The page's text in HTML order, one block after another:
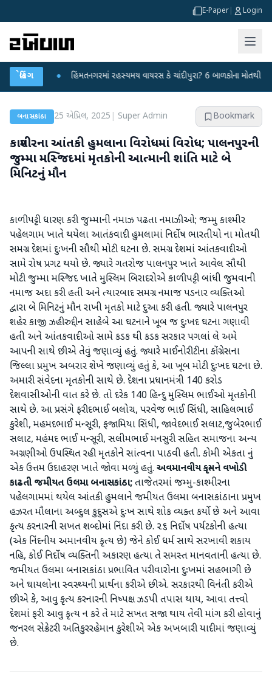
E-Paper Login
બ્રેકિંગ
● હિંમતનગરમાં રહસ્યમય વાયરસ કે ચાંદીપુરા? 6 બાળકોના મોતથી ફફડાટ ●
બનાસકાંઠા 25 એપ્રિલ, 2025 Super Admin Bookmark
કાશ્મીરના આંતકી હુમલાના વિરોધમાં વિરોધ; પાલનપુરની
જુમ્મા મસ્જિદમાં મૃતકોની આત્માની શાંતિ માટે બે
મિનિટનું મૌન
કાળી પટ્ટી ધારણ કરી જુમ્માની નમાઝ પઢતા નમાઝીઓ; જમ્મુ કાશ્મીર
પહેલગામ ખાતે થયેલા આતંકવાદી હુમલામાં નિર્દોષ ભારતીયો ના મોતથી
સમગ્ર દેશમાં દુઃખની સૌથી મોટી ઘટના છે. સમગ્ર દેશમાં આંતકવાદીઓ
સામે રોષ પ્રગટ થયો છે. જ્યારે ગતરોજ પાલનપુર ખાતે આવેલ સૌથી
મોટી જુમ્મા મસ્જિદ ખાતે મુસ્લિમ બિરાદરોએ કાળી પટ્ટી બાંધી જુમવાની
નમાજ અદા કરી હતી અને ત્યારબાદ સમગ્ર નમાજ પડનાર વ્યક્તિઓ
દ્વારા બે મિનિટનું મૌન રાખી મૃતકો માટે દુઆ કરી હતી. જ્યારે પાલનપુર
શહેર કાજી ઝહીરુદ્દીન સાહેબે આ ઘટનાને ખૂબ જ દુઃખદ ઘટના ગણાવી
હતી અને આંતકવાદીઓ સામે કડક થી કડક સરકાર પગલાં લે અમે
આપની સાથે છીએ તેવું જણાવ્યું હતું. જ્યારે માઈનોરીટીના કોંગ્રેસના
જિલ્લા પ્રમુખ અબરાર શેખે જણાવ્યું હતું કે, આ ખૂબ મોટી દુઃખદ ઘટના છે.
અમારી સંવેદના મૃતકોની સાથે છે. દેશના પ્રધાનમંત્રી 140 કરોડ
દેશવાસીઓની વાત કરે છે. તો દરેક 140 હિન્દુ મુસ્લિમ ભાઈઓ મૃતકોની
સાથે છે. આ પ્રસંગે ફરીદભાઈ બલોચ, પરવેજ ભાઈ સિંધી, સાહિલભાઈ
કુરેશી, મહમદભાઈ મન્સૂરી, ફજામિયા સિંધી, જાવેદભાઈ સલાટ,જુબેરભાઈ
સલાટ, મહંમદ ભાઈ મન્સૂરી, સલીમભાઈ મનસુરી સહિત સમાજના અન્ય
અગ્રણીઓ ઉપસ્થિત રહી મૃતકોને સાંત્વના પાઠવી હતી. કોમી એકતા નું
એક ઉત્તમ ઉદાહરણ ખાતે જોવા મળ્યું હતું. અવમાનવીય કૃત્યને વખોડી
કાઢતી જમીયત ઉલમા બનાસકાંઠા;તાજેતરમાં જમ્મુ-કાશ્મીરના
પહેલગામમાં થયેલ આંતકી હુમલાને જમીયત ઉલમા બનાસકાંઠાના પ્રમુખ
હઝરત મૌલાના અબ્દુલ કુદુસએ દુઃખ સાથે શોક વ્યક્ત કર્યો છે અને આવા
કૃત્ય કરનારની સખત શબ્દોમાં નિંદા કરી છે. ૨૬ નિર્દોષ પર્યટકોની હત્યા
(એક નિંદનીય અમાનવીય કૃત્ય છે) જેને કોઈ ધર્મ સાથે સરખાવી શકાય
નહિ, કોઈ નિર્દોષ વ્યક્તિની અકારણ હત્યા તે સમસ્ત માનવતાની હત્યા છે.
જમીયત ઉલમા બનાસકાંઠા પ્રભાવિત પરીવારોના દુઃખમાં સહભાગી છે
અને ઘાયલોના સ્વસ્થ્યની પ્રાર્થના કરીએ છીએ. સરકારથી વિનંતી કરીએ
છીએ કે, આવુ કૃત્ય કરનારની નિષ્પક્ષ ઝડપી તપાસ થાય, આવા તત્ત્વો
દેશમાં ફરી આવુ કૃત્ય ન કરે તે માટે સખત સજા થાય તેવી માંગ કરી હોવાનું
જનરલ સેક્રેટરી અતિકુરરહેમાન કુરેશીએ એક અખબારી યાદીમાં જણાવ્યું
છે.